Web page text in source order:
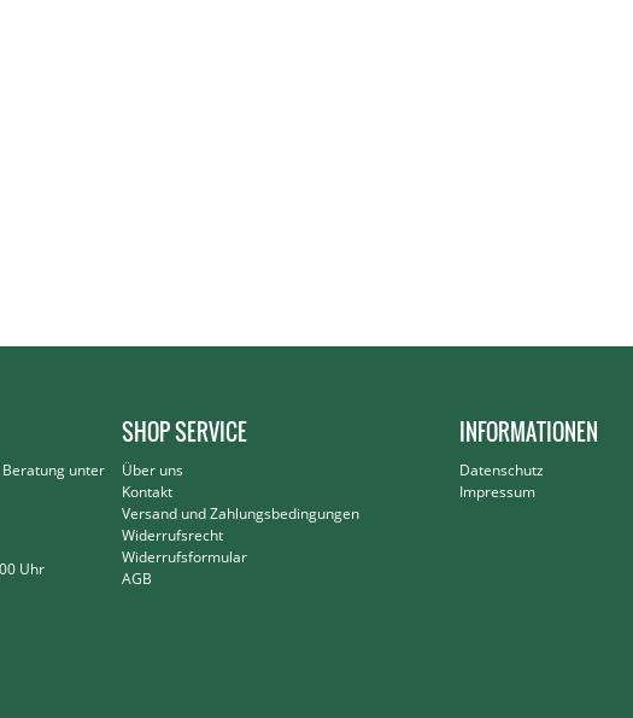
unter
Uhr
SHOP SERVICE
Über uns
Kontakt
Versand und Zahlungsbedingungen
Widerrufsrecht
Widerrufsformular
AGB
INFORMATIONEN
Datenschutz
Impressum